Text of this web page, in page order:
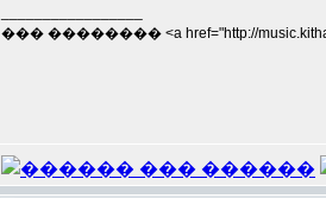
��� �������� <a href="http://